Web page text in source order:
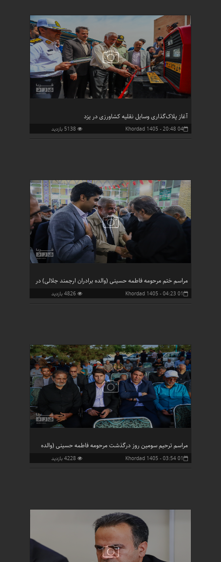
آغاز پلاک‌گذاری وسایل نقلیه کشاورزی در یزد
04 Khordad 1405 - 20:48 5138 بازدید
مراسم ختم مرحومه فاطمه حسینی (والده برادران ارجمند جلالی) در
مسجد سیدالشهدا
01 Khordad 1405 - 04:23 4826 بازدید
مراسم ترحیم سومین روز درگذشت مرحومه فاطمه حسینی (والده
برادران ارجمند جلالی) در خلدبرین
01 Khordad 1405 - 03:54 4228 بازدید